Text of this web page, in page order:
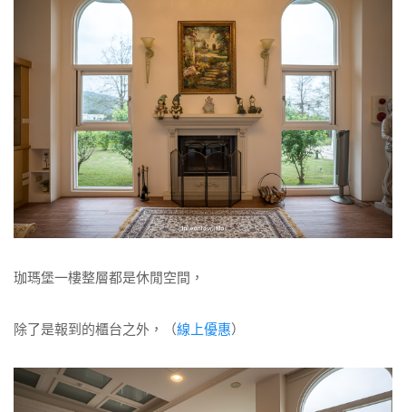
珈瑪堡一樓整層都是休閒空間，
除了是報到的櫃台之外，（線上優惠）